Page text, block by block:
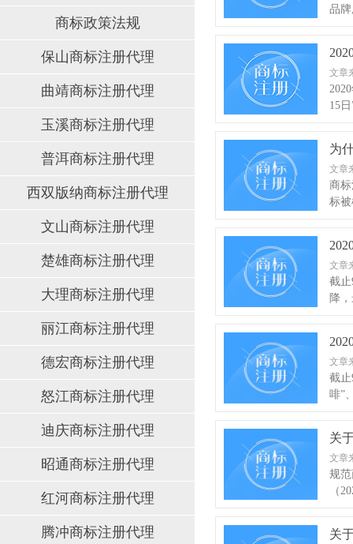
商标政策法规
保山商标注册代理
曲靖商标注册代理
玉溪商标注册代理
普洱商标注册代理
西双版纳商标注册代理
文山商标注册代理
楚雄商标注册代理
大理商标注册代理
丽江商标注册代理
德宏商标注册代理
怒江商标注册代理
迪庆商标注册代理
昭通商标注册代理
红河商标注册代理
腾冲商标注册代理
品
文章
15
为
文章
商
标
文章
截
降
文章
截止
啡”
关
文章
规
（
关